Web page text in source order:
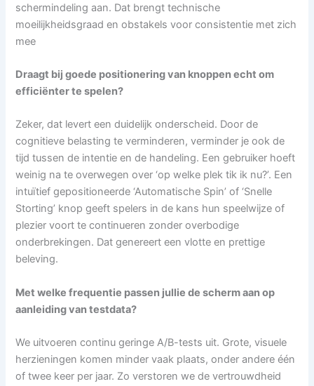
schermindeling aan. Dat brengt technische
moeilijkheidsgraad en obstakels voor consistentie met zich
mee
Draagt bij goede positionering van knoppen echt om
efficiënter te spelen?
Zeker, dat levert een duidelijk onderscheid. Door de
cognitieve belasting te verminderen, verminder je ook de
tijd tussen de intentie en de handeling. Een gebruiker hoeft
weinig na te overwegen over ‘op welke plek tik ik nu?’. Een
intuïtief gepositioneerde ‘Automatische Spin’ of ‘Snelle
Storting’ knop geeft spelers in de kans hun speelwijze of
plezier voort te continueren zonder overbodige
onderbrekingen. Dat genereert een vlotte en prettige
beleving.
Met welke frequentie passen jullie de scherm aan op
aanleiding van testdata?
We uitvoeren continu geringe A/B-tests uit. Grote, visuele
herzieningen komen minder vaak plaats, onder andere één
of twee keer per jaar. Zo verstoren we de vertrouwdheid